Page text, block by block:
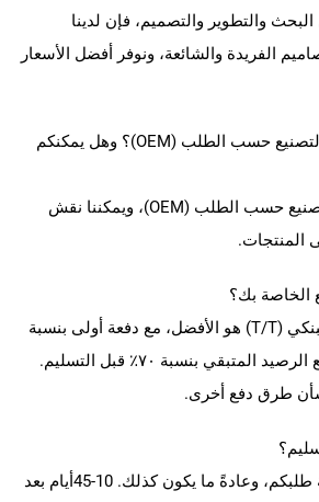
والتطوير والتصميم، فإن لدينا
الفريدة والشائعة، ونوفر أفضل الأسعار
س: هل تقدمون خدمة التصنيع حسب الطلب (OEM)؟ وهل يمكنكم
ج: نعم، نقبل طلبات التصنيع حسب الطلب (OEM)، ويمكننا نقش
المنتجات.
بك؟
ج: الدفع عبر التحويل البنكي (T/T) هو الأفضل، مع دفعة أولى بنسبة
٣٠٪ قبل بدء الإنتاج ودفع الرصيد المتبقي بنسبة ٧٠٪ قبل التسليم.
طرق دفع أخرى.
وعادةً ما يكون كذلك. 10
-
45أيام بعد